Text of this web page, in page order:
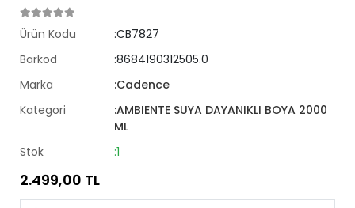
Ürün Kodu
:CB7827
Barkod
:8684190312505.0
Marka
:Cadence
Kategori
:AMBIENTE SUYA DAYANIKLI BOYA 2000
ML
Stok
:1
2.499,00 TL